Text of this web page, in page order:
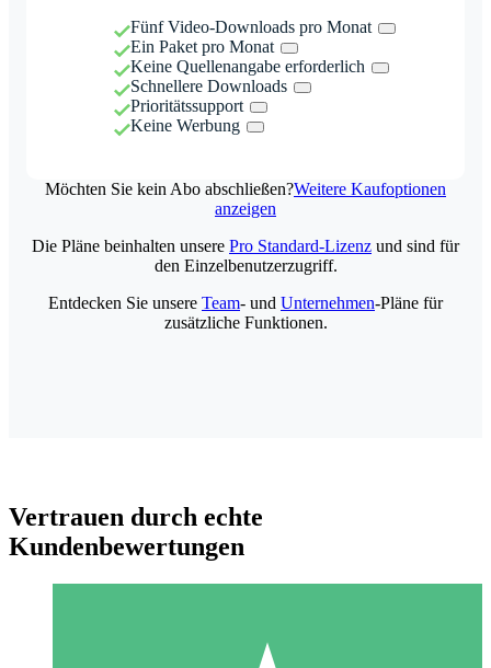
Fünf Video-Downloads pro Monat
Ein Paket pro Monat
Keine Quellenangabe erforderlich
Schnellere Downloads
Prioritätssupport
Keine Werbung
Möchten Sie kein Abo abschließen?Weitere Kaufoptionen
anzeigen
Die Pläne beinhalten unsere Pro Standard-Lizenz und sind für
den Einzelbenutzerzugriff.
Entdecken Sie unsere Team- und Unternehmen-Pläne für
zusätzliche Funktionen.
Vertrauen durch echte
Kundenbewertungen